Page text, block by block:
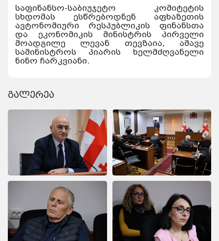
საფინანსო-საბიუჯეტო კომიტეტის
სხდომას ესწრებოდნენ აფხაზეთის
ავტონომიური რესპუბლიკის ფინანსთა
და ეკონომიკის მინისტრის პირველი
მოადგილე ლევან თევზაია, ამავე
სამინისტროს პიარის ხელმძღვანელი
ნინო ჩარკვიანი.
გალერეა